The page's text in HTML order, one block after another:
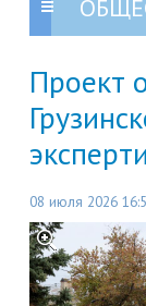
Проект
08 июля 2026